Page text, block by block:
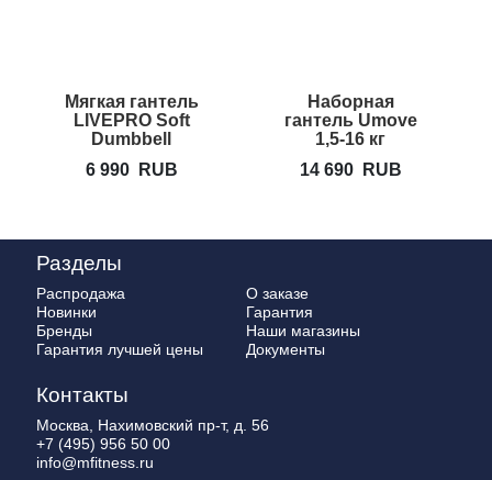
Мягкая гантель
LIVEPRO Soft
Dumbbell
6 990
RUB
Наборная
гантель Umove
1,5-16 кг
14 690 RUB
Разделы
Распродажа
Новинки
Бренды
Гарантия лучшей цены
О заказе
Гарантия
Наши магазины
Документы
Контакты
Москва, Нахимовский пр-т, д. 56
+7 (495) 956 50 00
info@mfitness.ru